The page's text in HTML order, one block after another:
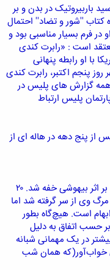
باربیروتیک در بدن و بر
کتاب ''شور و تضاد'' احتمال
فرم بسیار مناسبی بود و
است : «رابرت کندی
با او رابطه پنهانی
روز پنجم اکتبر، رابرت کندی
گزارش های پلیس در
پلیس ارتباط
از پنج دهه در هاله ای از
جیمی هندریکس، نوازنده بزرگ، در سال ۱۹۷۰ بر اثر بیهوشی خفه شد. ۲۰
وی از سر گرفته شد اما
است. هیچ‌گاه بطور
حسب اتفاق به دلیل
در یک مهمانی شبانه
خواب‌آور(که همان شب